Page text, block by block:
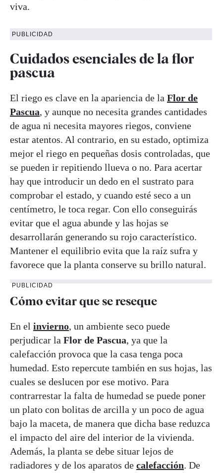
viva.
PUBLICIDAD
Cuidados esenciales de la flor
pascua
El riego es clave en la apariencia de la Flor de
Pascua, y aunque no necesita grandes cantidades
de agua ni necesita mayores riegos, conviene
estar atentos. Al contrario, en su estado, optimiza
mejor el riego en pequeñas dosis controladas, que
se pueden ir repitiendo llueva o no. Para acertar
hay que introducir un dedo en el sustrato para
comprobar el estado, y cuando esté seco a un
centímetro, le toca regar. Con ello conseguirás
evitar que el agua abunde y las hojas se
desarrollarán generando su rojo característico.
Mantener el equilibrio evita que la raíz sufra y
favorece que la planta conserve su brillo natural.
PUBLICIDAD
Cómo evitar que se reseque
En el invierno, un ambiente seco puede
perjudicar la Flor de Pascua, ya que la
calefacción provoca que la casa tenga poca
humedad. Esto repercute también en sus hojas, las
cuales se deslucen por ese motivo. Para
contrarrestar la falta de humedad se puede poner
un plato con bolitas de arcilla y un poco de agua
bajo la maceta, de manera que dicha base reduzca
el impacto del aire del interior de la vivienda.
Además, la planta se debe situar lejos de
radiadores y de los aparatos de calefacción. De